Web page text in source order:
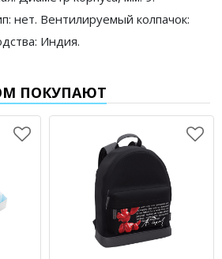
нет. Вентилируемый колпачок:
Индия.
ПОКУПАЮТ